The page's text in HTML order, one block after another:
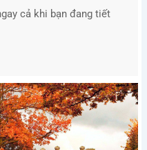
cả khi bạn đang tiết